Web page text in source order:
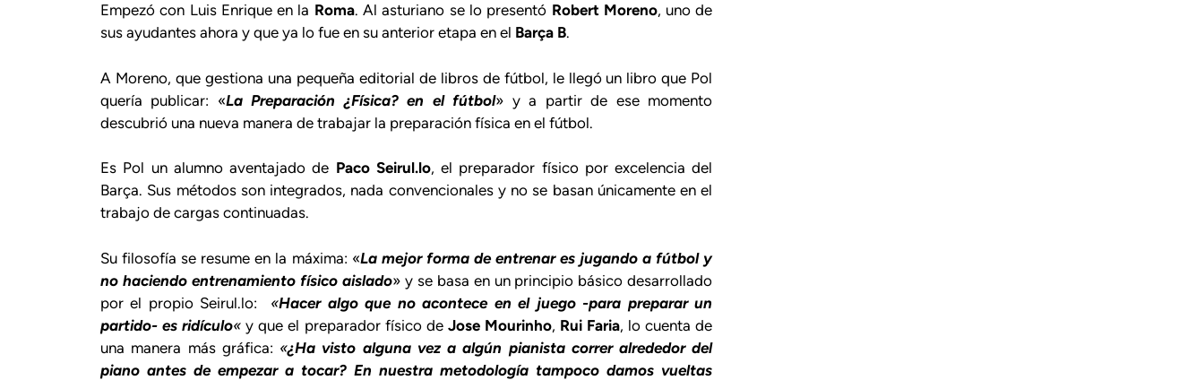
Empezó con Luis Enrique en la Roma. Al asturiano se lo presentó Robert Moreno, uno de
sus ayudantes ahora y que ya lo fue en su anterior etapa en el Barça B.
A Moreno, que gestiona una pequeña editorial de libros de fútbol, le llegó un libro que Pol
quería publicar: «La Preparación ¿Física? en el fútbol» y a partir de ese momento
descubrió una nueva manera de trabajar la preparación física en el fútbol.
Es Pol un alumno aventajado de Paco Seirul.lo, el preparador físico por excelencia del
Barça. Sus métodos son integrados, nada convencionales y no se basan únicamente en el
trabajo de cargas continuadas.
Su filosofía se resume en la máxima: «La mejor forma de entrenar es jugando a fútbol y
no haciendo entrenamiento físico aislado» y se basa en un principio básico desarrollado
por el propio Seirul.lo: «Hacer algo que no acontece en el juego -para preparar un
partido- es ridículo« y que el preparador físico de Jose Mourinho, Rui Faria, lo cuenta de
una manera más gráfica: «¿Ha visto alguna vez a algún pianista correr alrededor del
piano antes de empezar a tocar? En nuestra metodología tampoco damos vueltas